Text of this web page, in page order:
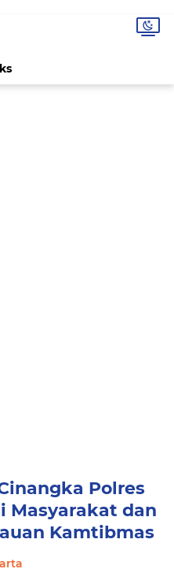
Polres
Masyarakat dan
Kamtibmas